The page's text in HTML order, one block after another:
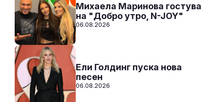
Михаела Маринова гостува
на "Добро утро, N-JOY"
06.08.2026
Ели Голдинг пуска нова
песен
06.08.2026